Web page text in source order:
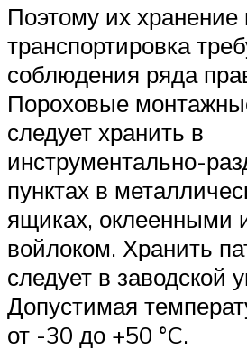
Поэтому их хранение
транспортировка
соблюдения ряда
Пороховые
следует хранить в
инструментально-
пунктах в
ящиках, оклеенными
войлоком. Хранить
следует в заводской
Допустимая
от -30 до +50 °C.